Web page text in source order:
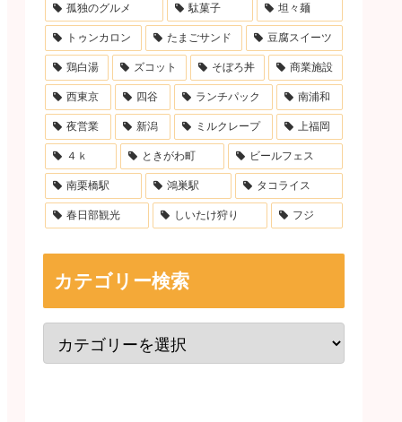
孤独のグルメ 駄菓子 坦々麺
トゥンカロン たまごサンド 豆腐スイーツ
鶏白湯 ズコット そぼろ丼 商業施設
西東京 四谷 ランチパック 南浦和
夜営業 新潟 ミルクレープ 上福岡
４ｋ ときがわ町 ビールフェス
南栗橋駅 鴻巣駅 タコライス
春日部観光 しいたけ狩り フジ
カテゴリー検索